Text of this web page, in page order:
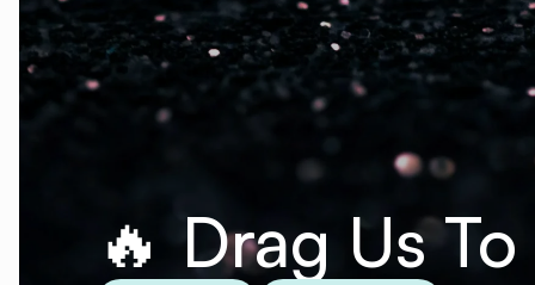
🔥 Drag Us